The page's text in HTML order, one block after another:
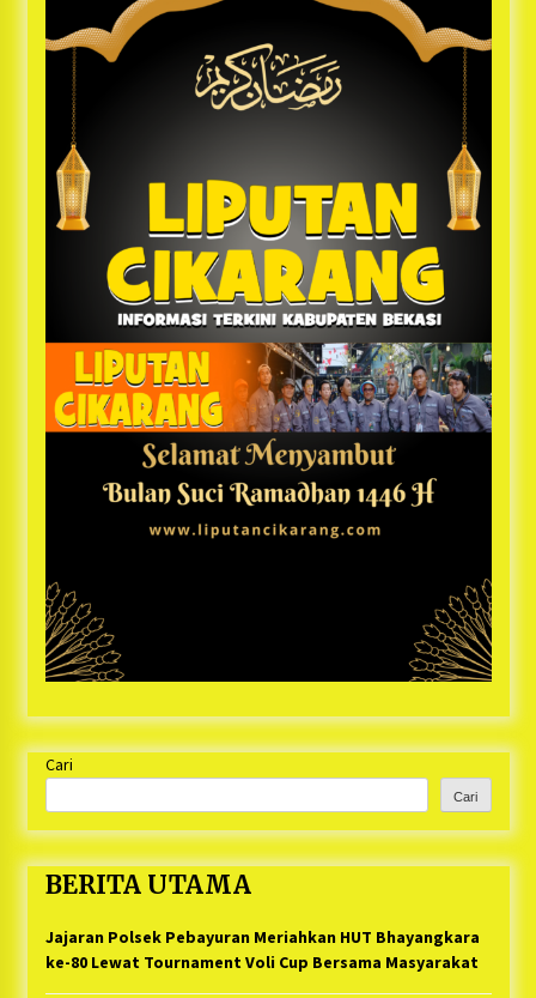
Cari
Cari
BERITA UTAMA
Jajaran Polsek Pebayuran Meriahkan HUT Bhayangkara
ke-80 Lewat Tournament Voli Cup Bersama Masyarakat